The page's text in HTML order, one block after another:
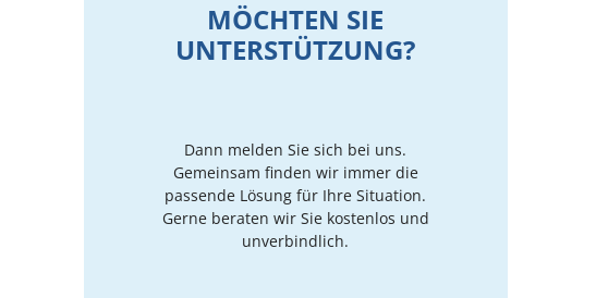
MÖCHTEN SIE
UNTERSTÜTZUNG?
Dann melden Sie sich bei uns.
Gemeinsam finden wir immer die
passende Lösung für Ihre Situation.
Gerne beraten wir Sie kostenlos und
unverbindlich.